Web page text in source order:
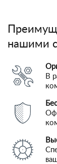
нашими
В